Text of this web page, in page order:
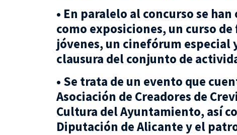
• En paralelo al concurso se
como exposiciones, un curso
jóvenes, un cinefórum especial
clausura del conjunto de
• Se trata de un evento que
Asociación de Creadores de
Cultura del Ayuntamiento, así
Diputación de Alicante y el